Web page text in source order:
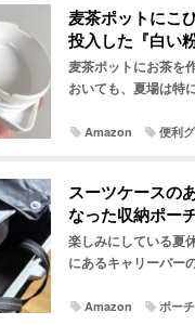
麦茶ポットにこ
投入した『白い
麦茶ポットにお茶を
おいても、夏場は特
Amazon 便利
スーツケースの
なった収納ポー
楽しみにしている夏
にあるキャリーバー
Amazon ポーチ